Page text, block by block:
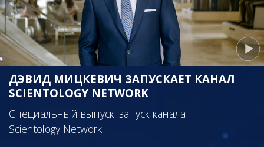
ДЭВИД МИЦКЕВИЧ ЗАПУСКАЕТ КАНАЛ
SCIENTOLOGY NETWORK
Специальный выпуск: запуск канала
Scientology Network